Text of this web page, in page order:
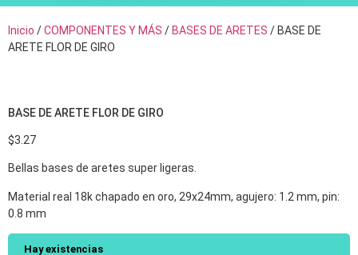
Inicio /COMPONENTES Y MÁS / BASES DE ARETES / BASE DE
ARETE FLOR DE GIRO
BASE DE ARETE FLOR DE GIRO
$3.27
Bellas bases de aretes super ligeras.
Material real 18k chapado en oro, 29x24mm, agujero: 1.2 mm, pin:
0.8 mm
Hay existencias